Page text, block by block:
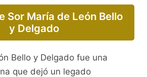
Sor María de León Bello
y Delgado
Bello y Delgado fue una
que dejó un legado